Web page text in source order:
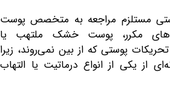
مراجعه به متخصص پوست
پوست خشک ملتهب یا
که از بین نمی‌روند، زیرا
از انواع درماتیت یا التهاب